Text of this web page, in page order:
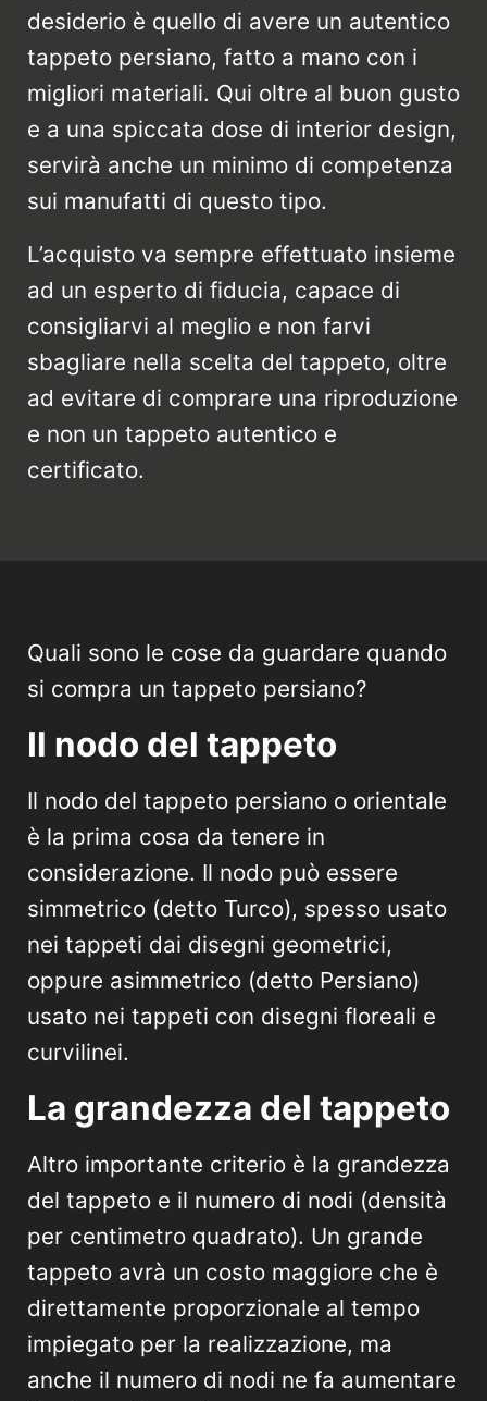
desiderio è quello di avere un autentico
tappeto persiano, fatto a mano con i
migliori materiali. Qui oltre al buon gusto
e a una spiccata dose di interior design,
servirà anche un minimo di competenza
sui manufatti di questo tipo.
L’acquisto va sempre effettuato insieme
ad un esperto di fiducia, capace di
consigliarvi al meglio e non farvi
sbagliare nella scelta del tappeto, oltre
ad evitare di comprare una riproduzione
e non un tappeto autentico e
certificato.
Quali sono le cose da guardare quando
si compra un tappeto persiano?
Il nodo del tappeto
Il nodo del tappeto persiano o orientale
è la prima cosa da tenere in
considerazione. Il nodo può essere
simmetrico (detto Turco), spesso usato
nei tappeti dai disegni geometrici,
oppure asimmetrico (detto Persiano)
usato nei tappeti con disegni floreali e
curvilinei.
La grandezza del tappeto
Altro importante criterio è la grandezza
del tappeto e il numero di nodi (densità
per centimetro quadrato). Un grande
tappeto avrà un costo maggiore che è
direttamente proporzionale al tempo
impiegato per la realizzazione, ma
anche il numero di nodi ne fa aumentare